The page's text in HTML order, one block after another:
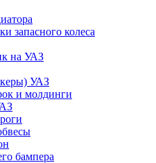
запасного колеса
на УАЗ
УАЗ
и молдинги
бампера